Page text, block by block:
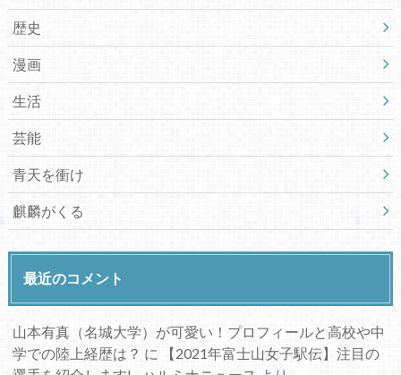
歴史
漫画
生活
芸能
青天を衝け
麒麟がくる
最近のコメント
山本有真（名城大学）が可愛い！プロフィールと高校や中
学での陸上経歴は？ に
【2021年富士山女子駅伝】注目の